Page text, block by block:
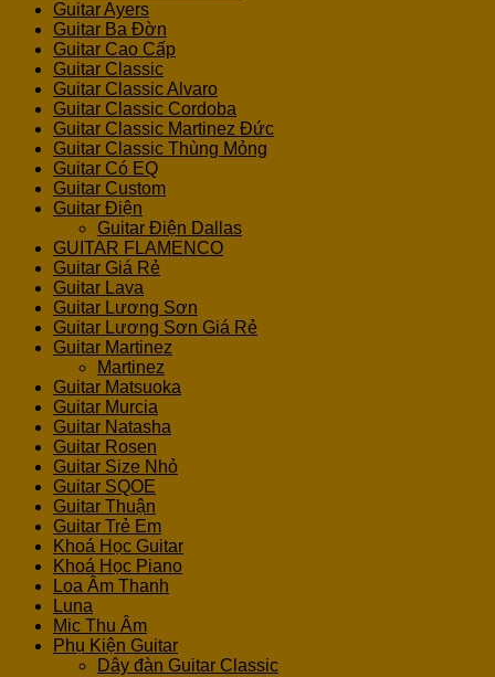
Guitar Ayers
Guitar Ba Đờn
Guitar Cao Cấp
Guitar Classic
Guitar Classic Alvaro
Guitar Classic Cordoba
Guitar Classic Martinez Đức
Guitar Classic Thùng Mỏng
Guitar Có EQ
Guitar Custom
Guitar Điện
Guitar Điện Dallas
GUITAR FLAMENCO
Guitar Giá Rẻ
Guitar Lava
Guitar Lương Sơn
Guitar Lương Sơn Giá Rẻ
Guitar Martinez
Martinez
Guitar Matsuoka
Guitar Murcia
Guitar Natasha
Guitar Rosen
Guitar Size Nhỏ
Guitar SQOE
Guitar Thuận
Guitar Trẻ Em
Khoá Học Guitar
Khoá Học Piano
Loa Âm Thanh
Luna
Mic Thu Âm
Phụ Kiện Guitar
Dây đàn Guitar Classic